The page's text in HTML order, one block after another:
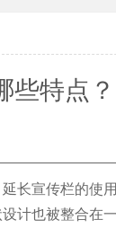
些特点？
长宣传栏的使
计也被整合在